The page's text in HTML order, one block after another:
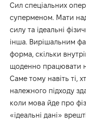
Сил спеціальних
суперменом. Мати
силу та ідеальні
інша. Вирішальним
форма, скільки
щоденно працювати
Саме тому навіть ті,
належного підходу
коли мова йде про
«ідеальні дані»